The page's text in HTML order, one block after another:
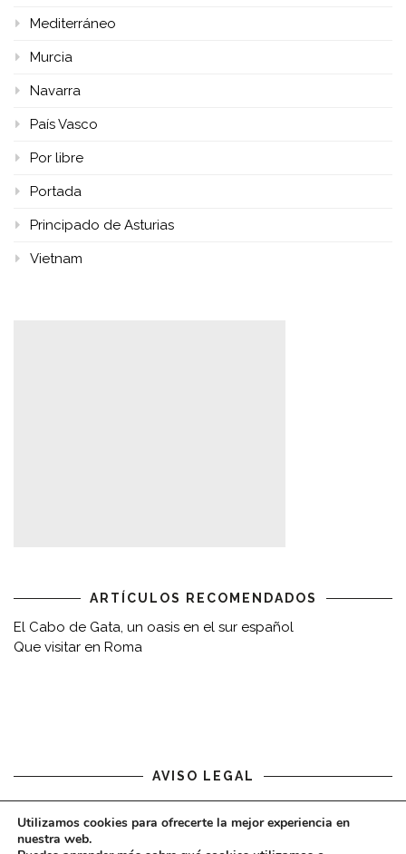
Mediterráneo
Murcia
Navarra
País Vasco
Por libre
Portada
Principado de Asturias
Vietnam
ARTÍCULOS RECOMENDADOS
El Cabo de Gata, un oasis en el sur español
Que visitar en Roma
AVISO LEGAL
Aviso legal
Utilizamos cookies para ofrecerte la mejor experiencia en
nuestra web.